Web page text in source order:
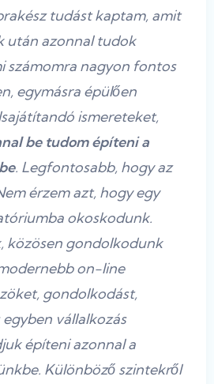
tudást kaptam, amit
után azonnal tudok
számomra nagyon fontos
egymásra épülően
ismereteket,
be tudom építeni a
. Legfontosabb, hogy az
érzem azt, hogy egy
okoskodunk.
közösen gondolkodunk
on-line
gondolkodást,
vállalkozás
építeni azonnal a
Különböző szintekről